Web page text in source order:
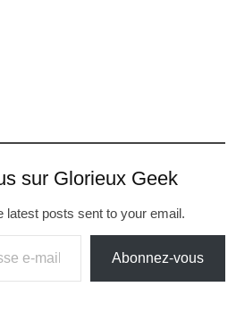
sur Glorieux Geek
latest posts sent to your email.
Abonnez-vous